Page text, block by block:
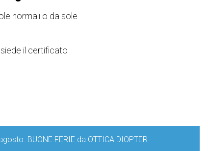
normali o da sole
il certificato
BUONE FERIE da OTTICA DIOPTER